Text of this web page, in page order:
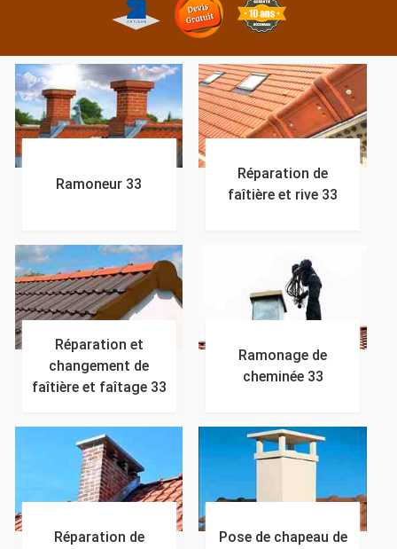
Ramoneur 33
Réparation de
faîtière et rive 33
Réparation et
changement de
faîtière et faîtage 33
Ramonage de
cheminée 33
Réparation de
Pose de chapeau de